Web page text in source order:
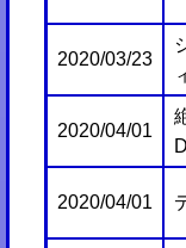
2020/03/23
2020/04/01
2020/04/01